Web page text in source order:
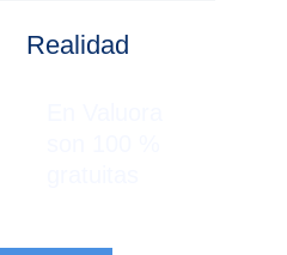
Realidad